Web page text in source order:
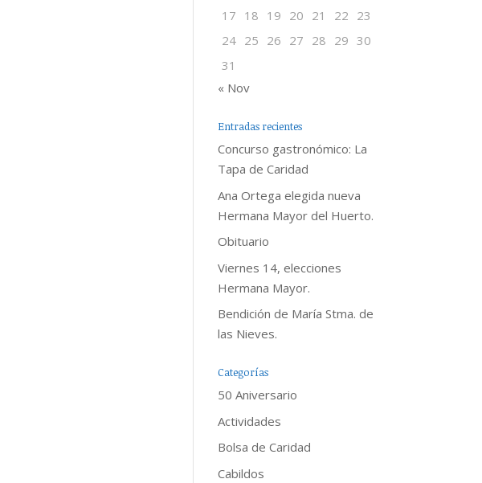
17 18 19 20 21 22 23
24 25 26 27 28 29 30
31
« Nov
Entradas recientes
Concurso gastronómico: La
Tapa de Caridad
Ana Ortega elegida nueva
Hermana Mayor del Huerto.
Obituario
Viernes 14, elecciones
Hermana Mayor.
Bendición de María Stma. de
las Nieves.
Categorías
50 Aniversario
Actividades
Bolsa de Caridad
Cabildos